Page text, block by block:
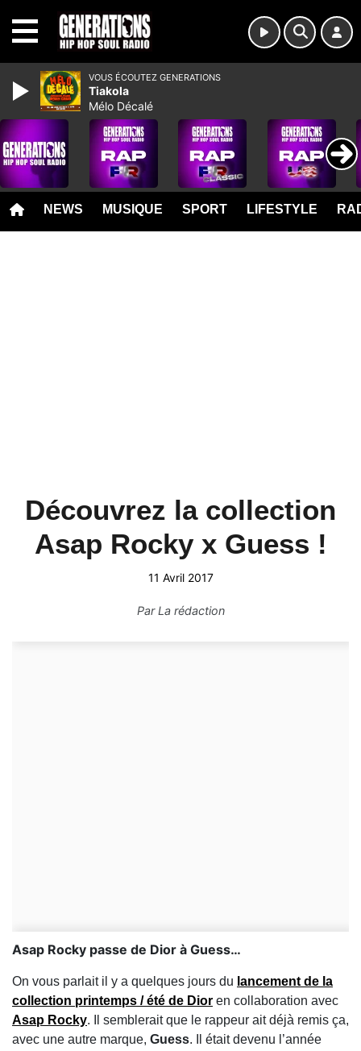
NEWS MUSIQUE SPORT LIFESTYLE
Découvrez la collection
Asap Rocky x Guess !
11 Avril 2017
ParLa rédaction
​Asap Rocky passe de Dior à Guess…
On vous parlait il y a quelques jours du lancement de la
collection printemps / été de Dior en collaboration avec
Asap Rocky. Il semblerait que le rappeur ait déjà remis ça,
avec une autre marque, Guess. Il était devenu l’année
VOUS ÉCOUTEZ GENERATIONS
Tiakola
Mélo Décalé